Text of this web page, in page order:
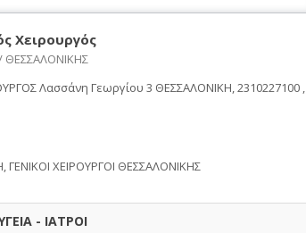
Χειρουργός
ΘΕΣΣΑΛΟΝΙΚΗΣ
Λασσάνη Γεωργίου 3 ΘΕΣΣΑΛΟΝΙΚΗ, 2310227100 ,
ΧΕΙΡΟΥΡΓΟΙ ΘΕΣΣΑΛΟΝΙΚΗΣ
- ΙΑΤΡΟΙ